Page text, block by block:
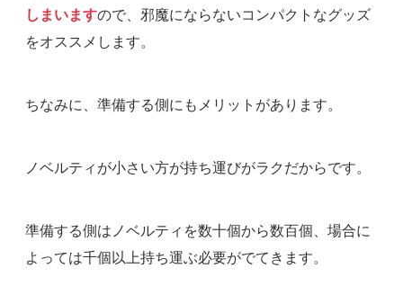
しまいますので、邪魔にならないコンパクトなグッズ
をオススメします。
ちなみに、準備する側にもメリットがあります。
ノベルティが小さい方が持ち運びがラクだからです。
準備する側はノベルティを数十個から数百個、場合に
よっては千個以上持ち運ぶ必要がでてきます。